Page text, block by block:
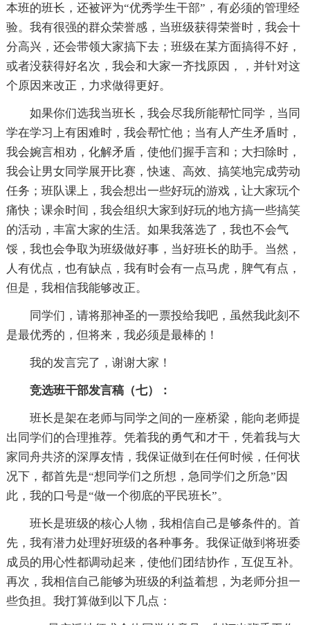
本班的班长，还被评为“优秀学生干部”，有必须的管理经
验。我有很强的群众荣誉感，当班级获得荣誉时，我会十
分高兴，还会带领大家搞下去；班级在某方面搞得不好，
或者没获得好名次，我会和大家一齐找原因，，并针对这
个原因来改正，力求做得更好。
如果你们选我当班长，我会尽我所能帮忙同学，当同
学在学习上有困难时，我会帮忙他；当有人产生矛盾时，
我会婉言相劝，化解矛盾，使他们握手言和；大扫除时，
我会让男女同学展开比赛，快速、高效、搞笑地完成劳动
任务；班队课上，我会想出一些好玩的游戏，让大家玩个
痛快；课余时间，我会组织大家到好玩的地方搞一些搞笑
的活动，丰富大家的生活。如果我落选了，我也不会气
馁，我也会争取为班级做好事，当好班长的助手。当然，
人有优点，也有缺点，我有时会有一点马虎，脾气有点，
但是，我相信我能够改正。
同学们，请将那神圣的一票投给我吧，虽然我此刻不
是最优秀的，但将来，我必须是最棒的！
我的发言完了，谢谢大家！
竞选班干部发言稿（七）：
班长是架在老师与同学之间的一座桥梁，能向老师提
出同学们的合理推荐。凭着我的勇气和才干，凭着我与大
家同舟共济的深厚友情，我保证做到在任何时候，任何状
况下，都首先是“想同学们之所想，急同学们之所急”因
此，我的口号是“做一个彻底的平民班长”。
班长是班级的核心人物，我相信自己是够条件的。首
先，我有潜力处理好班级的各种事务。我保证做到将班委
成员的用心性都调动起来，使他们团结协作，互促互补。
再次，我相信自己能够为班级的利益着想，为老师分担一
些负担。我打算做到以下几点：